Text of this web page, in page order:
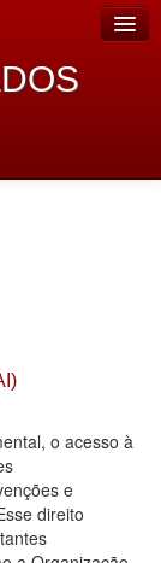
o acesso à
e
direito